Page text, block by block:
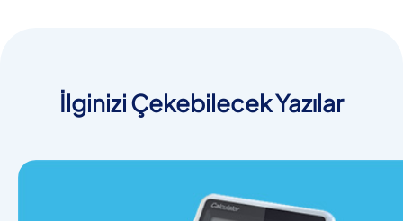
İlginizi Çekebilecek Yazılar